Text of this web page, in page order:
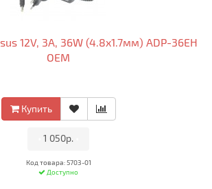
12V, 3A, 36W (4.8x1.7мм) ADP-36EH
OEM
Купить
1 050р.
Код товара: 5703-01
Доступно